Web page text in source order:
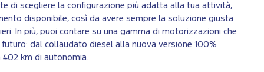
di scegliere la configurazione più adatta alla tua attività,
disponibile, così da avere sempre la soluzione giusta
In più, puoi contare su una gamma di motorizzazioni che
dal collaudato diesel alla nuova versione 100%
km di autonomia.